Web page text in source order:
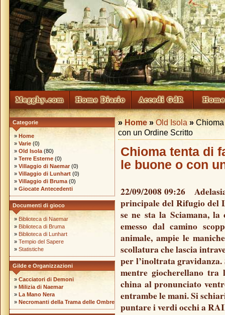
Categorie
» Home
» Varie (0)
» Old Isola (80)
» Terre Esterne (0)
» Villaggio di Naemar (0)
» Villaggio di Lunhart (0)
» Villaggio di Bruma (0)
» Giocate Antecedenti
Documenti di gioco
» Biblioteca di Naemar
» Biblioteca di Bruma
» Biblioteca di Lunhart
» Tempio del Sapere
» Statistiche
Gilde e Organizzazioni
» Cacciatori di Demoni
» Milizia di Naemar
» La Mano Nera
» Necromanti della Trama delle Ombre
» Home » Old Isola »
con un Ordine Scritto
Chioma tenta di
le buone o con
22/09/2008 09:26
principale del Rifugio del
se ne sta la Sciamana,
emesso dal camino
animale, ampie le
scollatura che lascia
per l’inoltrata
mentre giocherellano tra
china al pronunciato
entrambe le mani. Si
puntare i verdi occhi a